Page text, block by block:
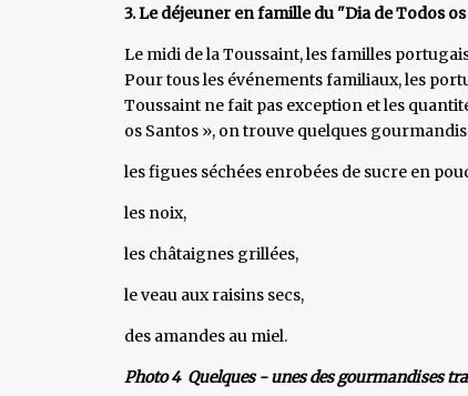
3. Le déjeuner en famille du "Dia de Todos
Le midi de la Toussaint, les familles
Pour tous les événements familiaux, les
Toussaint ne fait pas exception et les
os Santos », on trouve quelques
les figues séchées enrobées de sucre en
les noix,
les châtaignes grillées,
le veau aux raisins secs,
des amandes au miel.
Photo 4 Quelques - unes des gourmandises